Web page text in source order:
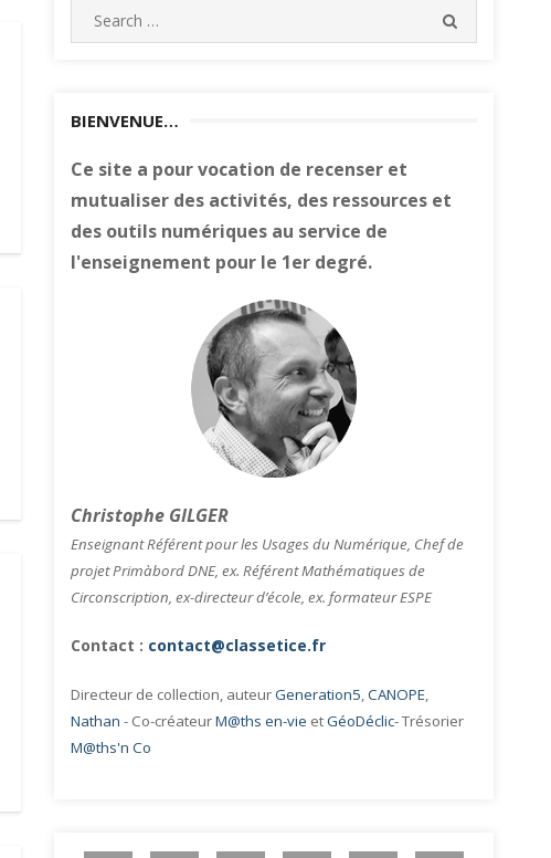
Search
for:
BIENVENUE…
Ce site a pour vocation de recenser et
mutualiser des activités, des ressources et
des outils numériques au service de
l'enseignement pour le 1er degré.
Christophe GILGER
Enseignant Référent pour les Usages du Numérique, Chef de
projet Primàbord DNE, ex. Référent Mathématiques de
Circonscription, ex-directeur d’école, ex. formateur ESPE
Contact : contact@classetice.fr
Directeur de collection, auteurGeneration5,CANOPE,
Nathan - Co-créateurM@ths en-vie etGéoDéclic- Trésorier
M@ths'n Co